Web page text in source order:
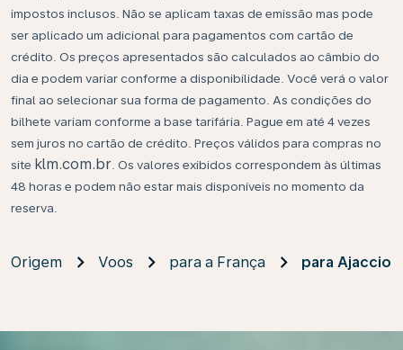
impostos inclusos. Não se aplicam taxas de emissão mas pode
ser aplicado um adicional para pagamentos com cartão de
crédito. Os preços apresentados são calculados ao câmbio do
dia e podem variar conforme a disponibilidade. Você verá o valor
final ao selecionar sua forma de pagamento. As condições do
bilhete variam conforme a base tarifária. Pague em até 4 vezes
sem juros no cartão de crédito. Preços válidos para compras no
site klm.com.br . Os valores exibidos correspondem às últimas
48 horas e podem não estar mais disponíveis no momento da
reserva.
Origem Voos para a França para Ajaccio